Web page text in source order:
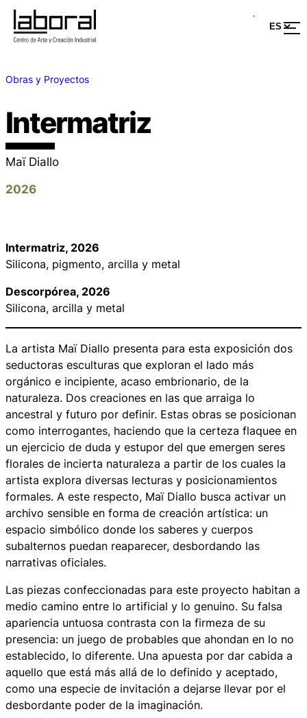
Obras y Proyectos
Intermatriz
Maï Diallo
2026
Intermatriz, 2026
Silicona, pigmento, arcilla y metal
Descorpórea, 2026
Silicona, arcilla y metal
La artista Maï Diallo presenta para esta exposición dos
seductoras esculturas que exploran el lado más
orgánico e incipiente, acaso embrionario, de la
naturaleza. Dos creaciones en las que arraiga lo
ancestral y futuro por definir. Estas obras se posicionan
como interrogantes, haciendo que la certeza flaquee en
un ejercicio de duda y estupor del que emergen seres
florales de incierta naturaleza a partir de los cuales la
artista explora diversas lecturas y posicionamientos
formales. A este respecto, Maï Diallo busca activar un
archivo sensible en forma de creación artística: un
espacio simbólico donde los saberes y cuerpos
subalternos puedan reaparecer, desbordando las
narrativas oficiales.
Las piezas confeccionadas para este proyecto habitan a
medio camino entre lo artificial y lo genuino. Su falsa
apariencia untuosa contrasta con la firmeza de su
presencia: un juego de probables que ahondan en lo no
establecido, lo diferente. Una apuesta por dar cabida a
aquello que está más allá de lo definido y aceptado,
como una especie de invitación a dejarse llevar por el
desbordante poder de la imaginación.